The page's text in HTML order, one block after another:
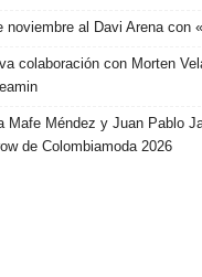
noviembre al Davi Arena con
colaboración con Morten
Mafe Méndez y Juan Pablo
de Colombiamoda 2026